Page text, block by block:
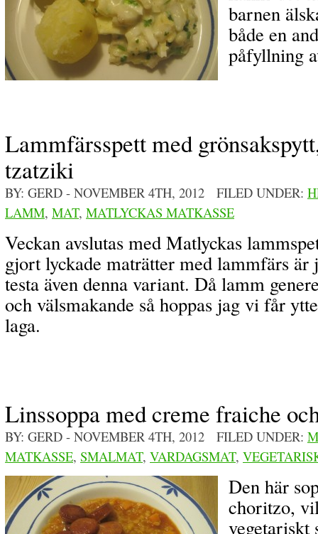
barnen
både en
påfyllning
Lammfärsspett med
tzatziki
BY: GERD - NOVEMBER 4TH, 2012 FILED UNDER:
LAMM, MAT, MATLYCKAS MATKASSE
Veckan avslutas med Matlyckas
gjort lyckade maträtter med lammfärs är
testa även denna variant. Då lamm
och välsmakande så hoppas jag vi får
laga.
Linssoppa med creme fraiche
BY: GERD - NOVEMBER 4TH, 2012 FILED UNDER:
MATKASSE, SMALMAT, VARDAGSMAT,
Den här
choritzo,
vegetariskt